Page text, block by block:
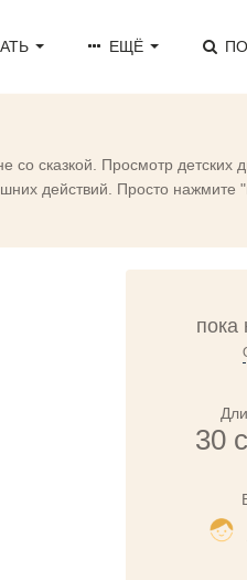
ЕЩЁ
со сказкой. Просмотр
действий. Просто нажмите
пока
30